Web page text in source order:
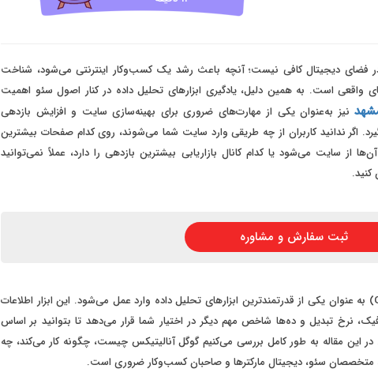
خرید سایت با امکانات دیوار
خرید سایت نوبت دهی پزشکان
خرید سایت هتل
خرید سایت همایش
فضای دیجیتال کافی نیست؛ آنچه باعث رشد یک کسب‌وکار اینترنتی می‌شود، شناخت
واقعی است. به همین دلیل، یادگیری ابزارهای تحلیل داده در کنار اصول سئو اهمیت
نیز به‌عنوان یکی از مهارت‌های ضروری برای بهینه‌سازی سایت و افزایش بازدهی
اگر ندانید کاربران از چه طریقی وارد سایت شما می‌شوند، روی کدام صفحات بیشترین
از سایت می‌شود یا کدام کانال بازاریابی بیشترین بازدهی را دارد، عملاً نمی‌توانید
ثبت سفارش و مشاوره
اینجاست که گوگل آنالیتیکس (Google Analytics) به عنوان یکی از قدرتمندترین ابزارهای تحلیل داده وارد عمل می‌شود. این ابزار اطلاعات
نرخ تبدیل و ده‌ها شاخص مهم دیگر در اختیار شما قرار می‌دهد تا بتوانید بر اساس
این مقاله به طور کامل بررسی می‌کنیم گوگل آنالیتیکس چیست، چگونه کار می‌کند، چه
متخصصان سئو، دیجیتال مارکترها و صاحبان کسب‌وکار ضروری است.